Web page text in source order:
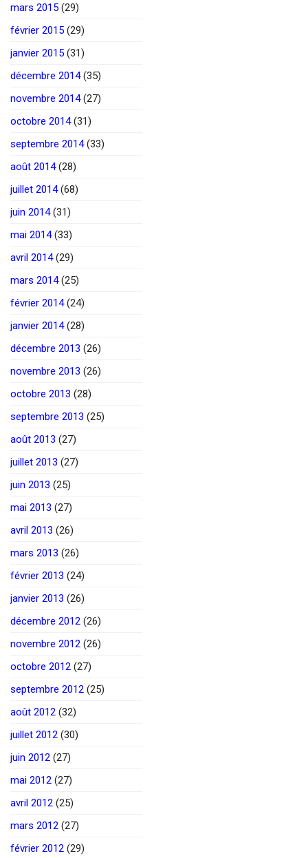
mars 2015 (29)
février 2015 (29)
janvier 2015 (31)
décembre 2014(35)
novembre 2014(27)
octobre 2014(31)
septembre 2014(33)
août 2014(28)
juillet 2014(68)
juin 2014(31)
mai 2014(33)
avril 2014(29)
mars 2014(25)
février 2014(24)
janvier 2014(28)
décembre 2013 (26)
novembre 2013 (26)
octobre 2013 (28)
septembre 2013 (25)
août 2013 (27)
juillet 2013 (27)
juin 2013 (25)
mai 2013 (27)
avril 2013 (26)
mars 2013 (26)
février 2013 (24)
janvier 2013 (26)
décembre 2012 (26)
novembre 2012 (26)
octobre 2012 (27)
septembre 2012 (25)
août 2012 (32)
juillet 2012 (30)
juin 2012 (27)
mai 2012 (27)
avril 2012 (25)
mars 2012 (27)
février 2012 (29)